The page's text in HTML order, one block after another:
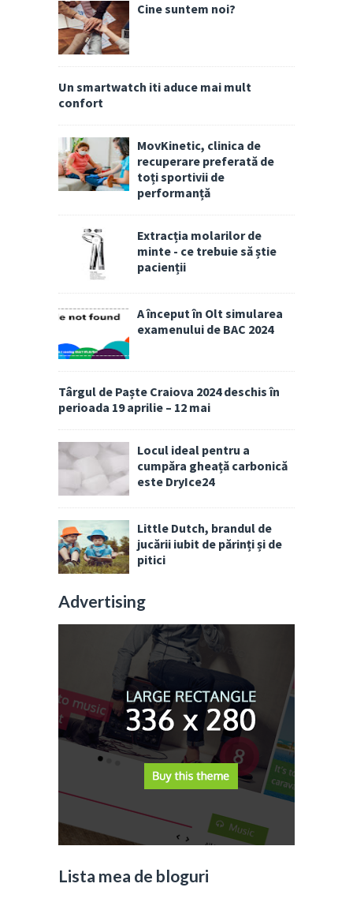
Cine suntem noi?
Un smartwatch iti aduce mai mult
confort
MovKinetic, clinica de
recuperare preferată de
toți sportivii de
performanță
Extracția molarilor de
minte - ce trebuie să știe
pacienții
A început în Olt simularea
examenului de BAC 2024
Târgul de Paște Craiova 2024 deschis în
perioada 19 aprilie – 12 mai
Locul ideal pentru a
cumpăra gheață carbonică
este DryIce24
Little Dutch, brandul de
jucării iubit de părinți și de
pitici
Advertising
Lista mea de bloguri